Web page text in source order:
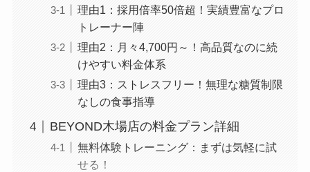
理由1：採用倍率50倍超！実績豊富なプロ
トレーナー陣
理由2：月々4,700円～！高品質なのに続
けやすい料金体系
理由3：ストレスフリー！無理な糖質制限
なしの食事指導
BEYOND木場店の料金プラン詳細
無料体験トレーニング：まずは気軽に試
せる！